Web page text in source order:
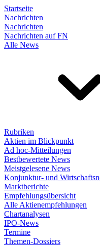
Startseite
Nachrichten
Nachrichten
Nachrichten auf FN
Alle News
Rubriken
Aktien im Blickpunkt
Ad hoc-Mitteilungen
Bestbewertete News
Meistgelesene News
Konjunktur- und
Marktberichte
Empfehlungsübersicht
Alle Aktienempfehlungen
Chartanalysen
IPO-News
Termine
Themen-Dossiers